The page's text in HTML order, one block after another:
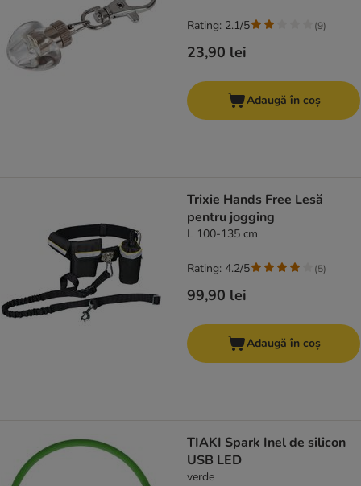
23,90 lei
Rating: 2.1/5 (9)
Adaugă în coș
Trixie Hands Free Lesă
pentru jogging
L 100-135 cm
99,90 lei
Rating: 4.2/5 (5)
Adaugă în coș
TIAKI Spark Inel de silicon
USB LED
verde